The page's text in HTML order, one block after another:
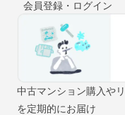
会員登録・ログイン
中古マンション購入や
を定期的にお届け